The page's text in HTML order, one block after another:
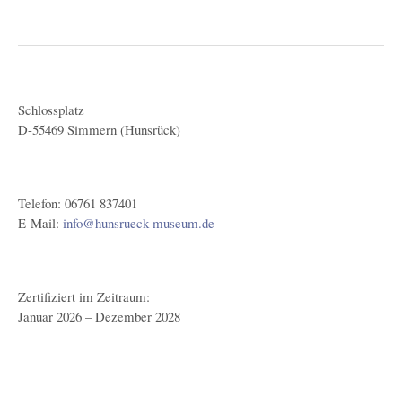
Schlossplatz
D-55469 Simmern (Hunsrück)
Telefon: 06761 837401
E-Mail: info@hunsrueck-museum.de
Zertifiziert im Zeitraum:
Januar 2026 – Dezember 2028